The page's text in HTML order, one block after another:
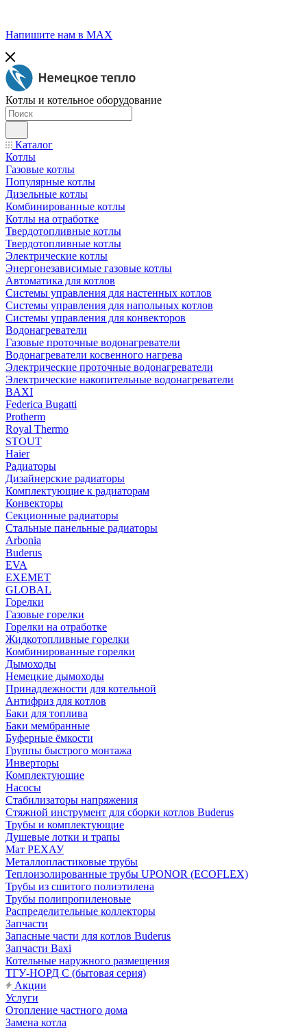
Напишите нам в МАХ
Котлы и котельное оборудование
Каталог
Котлы
Газовые котлы
Популярные котлы
Дизельные котлы
Комбинированные котлы
Котлы на отработке
Твердотопливные котлы
Твердотопливные котлы
Электрические котлы
Энергонезависимые газовые котлы
Автоматика для котлов
Системы управления для настенных котлов
Системы управления для напольных котлов
Системы управления для конвекторов
Водонагреватели
Газовые проточные водонагреватели
Водонагреватели косвенного нагрева
Электрические проточные водонагреватели
Электрические накопительные водонагреватели
BAXI
Federica Bugatti
Protherm
Royal Thermo
STOUT
Haier
Радиаторы
Дизайнерские радиаторы
Комплектующие к радиаторам
Конвекторы
Секционные радиаторы
Стальные панельные радиаторы
Arbonia
Buderus
EVA
EXEMET
GLOBAL
Горелки
Газовые горелки
Горелки на отработке
Жидкотопливные горелки
Комбинированные горелки
Дымоходы
Немецкие дымоходы
Принадлежности для котельной
Антифриз для котлов
Баки для топлива
Баки мембранные
Буферные ёмкости
Группы быстрого монтажа
Инверторы
Комплектующие
Насосы
Стабилизаторы напряжения
Стяжной инструмент для сборки котлов Buderus
Трубы и комплектующие
Душевые лотки и трапы
Мат РЕХАУ
Металлопластиковые трубы
Теплоизолированные трубы UPONOR (ECOFLEX)
Трубы из сшитого полиэтилена
Трубы полипропиленовые
Распределительные коллекторы
Запчасти
Запасные части для котлов Buderus
Запчасти Baxi
Котельные наружного размещения
ТГУ-НОРД С (бытовая серия)
Акции
Услуги
Отопление частного дома
Замена котла